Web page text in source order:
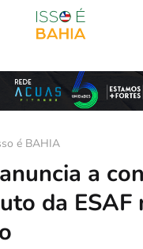
é BAHIA
a
da ESAF